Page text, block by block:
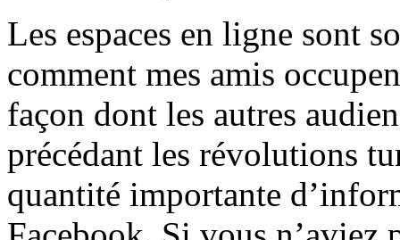
Les espaces en ligne sont
comment mes amis
façon dont les autres
précédant les révolutions
quantité importante